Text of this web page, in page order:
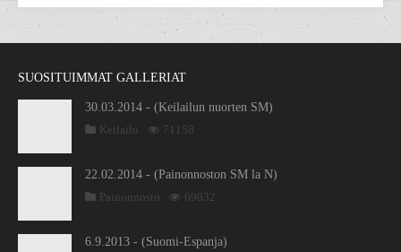
SUOSITUIMMAT GALLERIAT
30.03.2014 - (Keilailun nuorten SM)
Keilailu
71158
22.02.2014 - (Painonnoston SM la N)
Painonnosto
69032
6.9.2013 - (Suomi-Espanja)